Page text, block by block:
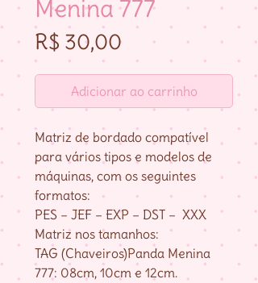
Menina 777
R$ 30,00Preço
Adicionar ao carrinho
Matriz de bordado compatível
para vários tipos e modelos de
máquinas, com os seguintes
formatos:
PES – JEF – EXP – DST – XXX
Matriz nos tamanhos:
TAG (Chaveiros)Panda Menina
777: 08cm, 10cm e 12cm.